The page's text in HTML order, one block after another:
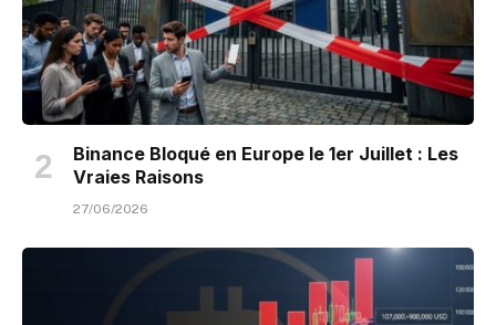
Binance Bloqué en Europe le 1er Juillet : Les
Vraies Raisons
27/06/2026